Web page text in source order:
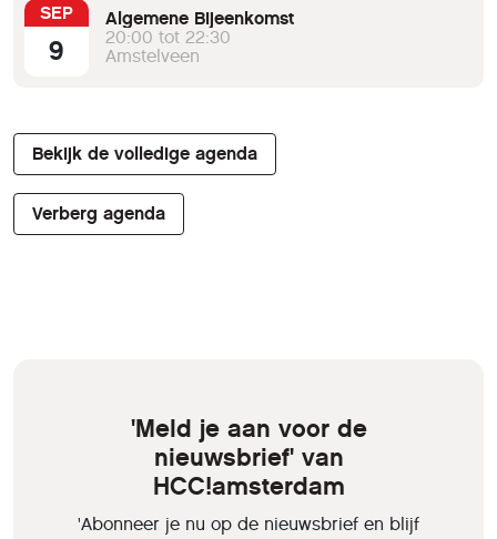
SEP
9
Algemene Bijeenkomst
20:00 tot 22:30
Amstelveen
Bekijk de volledige agenda
Verberg agenda
'Meld je aan voor de
nieuwsbrief' van
HCC!amsterdam
'Abonneer je nu op de nieuwsbrief en blijf